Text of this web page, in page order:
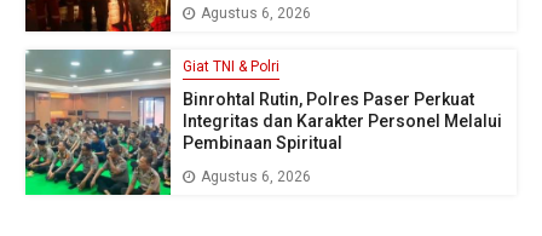
Agustus 6, 2026
Giat TNI & Polri
Binrohtal Rutin, Polres Paser Perkuat
Integritas dan Karakter Personel Melalui
Pembinaan Spiritual
Agustus 6, 2026